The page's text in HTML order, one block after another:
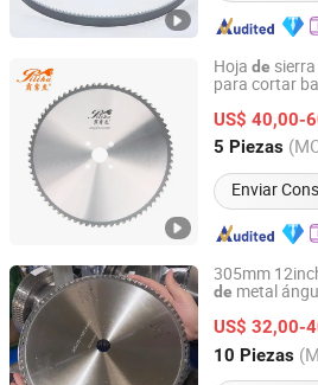
Hoja de
para cortar
US$ 40,00-
5 Piezas
Enviar
Hangzhou Xinsheng Precision
Zhejiang, China Desde
305mm
de metal
US$ 32,00-
10 Piezas
Gu Dong Saw Industry (Shandong)
Shandong, China